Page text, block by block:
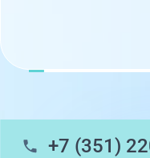
+7 (351)